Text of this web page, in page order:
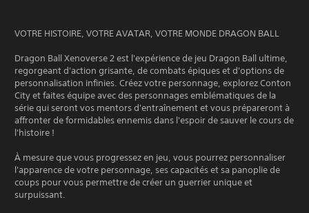
VOTRE HISTOIRE, VOTRE AVATAR, VOTRE MONDE DRAGON BALL
Dragon Ball Xenoverse 2 est l'expérience de jeu Dragon Ball ultime,
regorgeant d'action grisante, de combats épiques et d'options de
personnalisation infinies. Créez votre personnage, explorez Conton
City et faites équipe avec des personnages emblématiques de la
série qui seront vos mentors d'entraînement et vous prépareront à
affronter de formidables ennemis dans l'espoir de sauver le cours de
l'histoire !
À mesure que vous progressez en jeu, vous pourrez personnaliser
l'apparence de votre personnage, ses capacités et sa panoplie de
coups pour vous permettre de créer un guerrier unique et
surpuissant.